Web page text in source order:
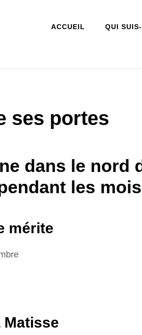
ACCUEIL QUI
ses portes
dans le nord
les mois
mérite
Matisse